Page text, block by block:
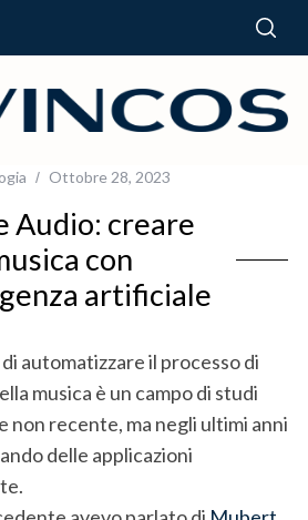
Ottobre 28, 2023
Audio: creare
con
artificiale
automatizzare il processo di
musica è un campo di studi
non recente, ma negli ultimi anni
delle applicazioni